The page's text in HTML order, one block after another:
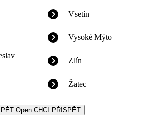
Vsetín
Vysoké Mýto
Zlín
Žatec
Open CHCI PŘISPĚT